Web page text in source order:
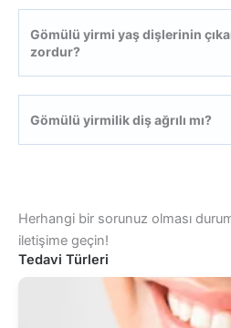
Gömülü yirmi yaş dişlerinin
zordur?
Gömülü yirmilik diş ağrılı mı?
Herhangi bir sorunuz olması
iletişime geçin!
Tedavi Türleri